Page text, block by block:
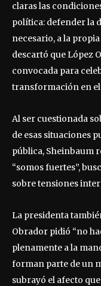
claras las
política: defender la
necesario, a la
descartó que López
convocada para
transformación en
Al ser cuestionada
de esas situaciones
pública, Sheinbaum
“somos fuertes”,
sobre tensiones
La presidenta
Obrador pidió “no
plenamente a la
forman parte de un
subrayó el afecto